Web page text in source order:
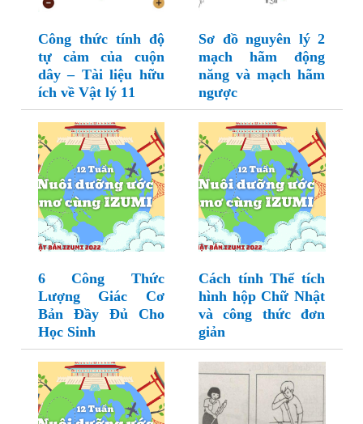
Công thức tính độ
tự cảm của cuộn
dây – Tài liệu hữu
ích về Vật lý 11
Sơ đồ nguyên lý 2
mạch hãm động
năng và mạch hãm
ngược
6 Công Thức
Lượng Giác Cơ
Bản Đầy Đủ Cho
Học Sinh
Cách tính Thể tích
hình hộp Chữ Nhật
và công thức đơn
giản